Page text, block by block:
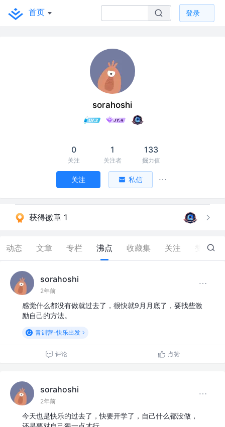
首页 登录
sorahoshi
0
关注
1
关注者
133
掘力值
关注 私信
获得徽章 1
动态 文章 专栏 沸点 收藏集 关注 1
sorahoshi
2年前
感觉什么都没有做就过去了，很快就9月月底了，要找些激
励自己的方法。
青训营-快乐出发
评论 点赞
sorahoshi
2年前
今天也是快乐的过去了，快要开学了，自己什么都没做，